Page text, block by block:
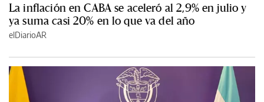
La inflación en CABA se aceleró al 2,9% en julio y
ya suma casi 20% en lo que va del año
elDiarioAR